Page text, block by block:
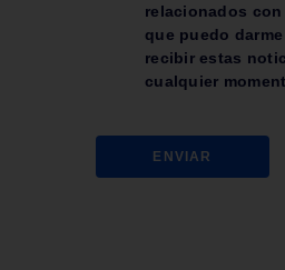
relacionados con
que puedo
recibir estas
cualquier
ENVIAR